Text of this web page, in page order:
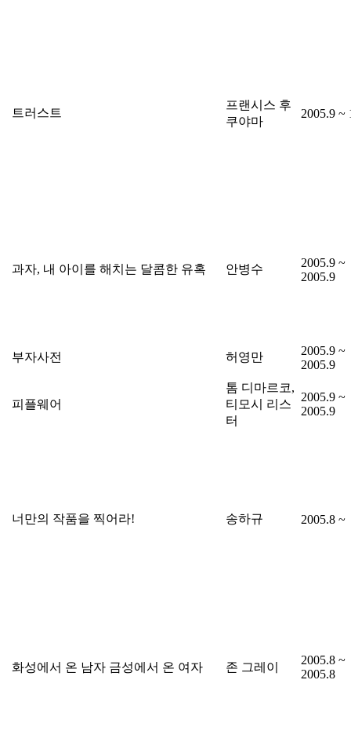
트러스트
프랜시스 후
쿠야마
2005.9 ~
과자, 내 아이를 해치는 달콤한 유혹 안병수
2005.9 ~
2005.9
부자사전 허영만
2005.9 ~
2005.9
피플웨어
톰 디마르코,
티모시 리스
터
2005.9 ~
2005.9
너만의 작품을 찍어라! 송하규 2005.8 ~
화성에서 온 남자 금성에서 온 여자 존 그레이
2005.8 ~
2005.8